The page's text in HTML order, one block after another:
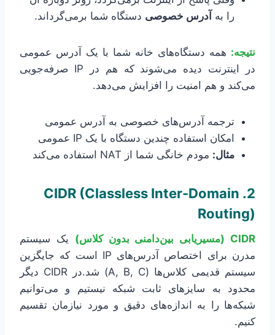
را به آدرس خصوصی دستگاه شما برمی‌گرداند.
نتیجه: همه دستگاه‌های خانه شما با یک آدرس عمومی
در اینترنت دیده می‌شوند که هم در IP صرفه‌جویی
می‌کند و هم امنیت را افزایش می‌دهد.
ترجمه آدرس‌های خصوصی به آدرس عمومی
امکان استفاده چندین دستگاه با یک IP عمومی
مثال: مودم خانگی شما از NAT استفاده می‌کند
2. CIDR (Classless Inter-Domain
Routing)
CIDR (مسیریابی بین‌دامنی بدون کلاس)
یک سیستم
مدرن برای اختصاص آدرس‌های IP است که جایگزین
سیستم قدیمی کلاس‌ها (A, B, C) شد.در CIDR دیگر
محدود به سایزهای ثابت شبکه نیستیم و می‌توانیم
شبکه‌ها را به اندازه‌های دقیق و مورد نیازمان تقسیم
کنیم.